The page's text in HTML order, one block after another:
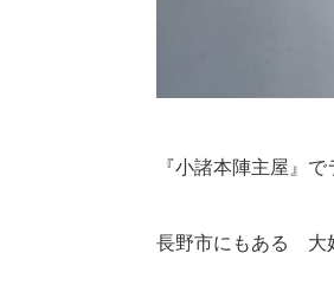
『小諸本陣主屋』
長野市にもある 大